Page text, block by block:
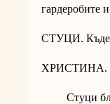
гардеробите
СТУЦИ. Къде
ХРИСТИНА.
Стуци